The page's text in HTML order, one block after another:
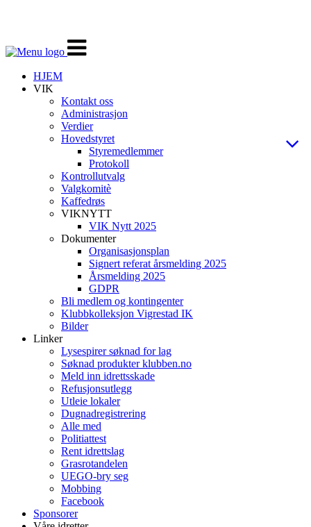
Veksle
navigasjon
HJEM
VIK
Kontakt oss
Administrasjon
Verdier
Hovedstyret
Styremedlemmer
Protokoll
Kontrollutvalg
Valgkomitè
Kaffedrøs
VIKNYTT
VIK Nytt 2025
Dokumenter
Organisasjonsplan
Signert referat årsmelding 2025
Årsmelding 2025
GDPR
Bli medlem og kontingenter
Klubbkolleksjon Vigrestad IK
Bilder
Linker
Lysespirer søknad for lag
Søknad produkter klubben.no
Meld inn idrettsskade
Refusjonsutlegg
Utleie lokaler
Dugnadregistrering
Alle med
Politiattest
Rent idrettslag
Grasrotandelen
UEGO-bry seg
Mobbing
Facebook
Sponsorer